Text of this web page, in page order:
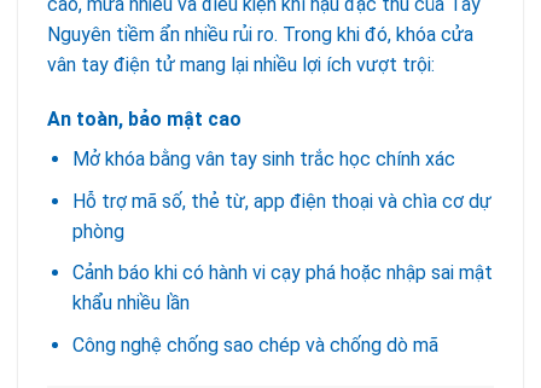
Nguyên tiềm ẩn nhiều rủi ro. Trong khi đó, khóa cửa
vân tay điện tử mang lại nhiều lợi ích vượt trội:
An toàn, bảo mật cao
Mở khóa bằng vân tay sinh trắc học chính xác
Hỗ trợ mã số, thẻ từ, app điện thoại và chìa cơ dự
phòng
Cảnh báo khi có hành vi cạy phá hoặc nhập sai mật
khẩu nhiều lần
Công nghệ chống sao chép và chống dò mã